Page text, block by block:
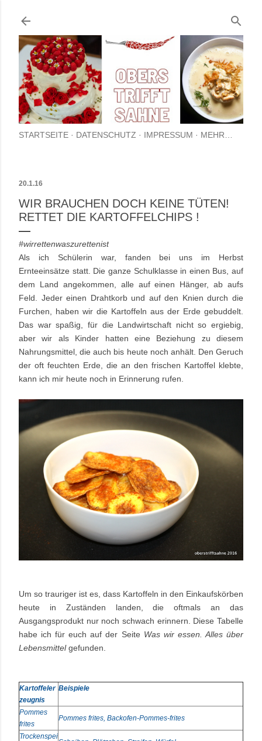
STARTSEITE DATENSCHUTZ IMPRESSUM MEHR…
20.1.16
WIR BRAUCHEN DOCH KEINE TÜTEN!
RETTET DIE KARTOFFELCHIPS !
#wirrettenwaszurettenist
Als ich Schülerin war, fanden bei uns im Herbst
Ernteeinsätze statt. Die ganze Schulklasse in einen Bus, auf
dem Land angekommen, alle auf einen Hänger, ab aufs
Feld. Jeder einen Drahtkorb und auf den Knien durch die
Furchen, haben wir die Kartoffeln aus der Erde gebuddelt.
Das war spaßig, für die Landwirtschaft nicht so ergiebig,
aber wir als Kinder hatten eine Beziehung zu diesem
Nahrungsmittel, die auch bis heute noch anhält. Den Geruch
der oft feuchten Erde, die an den frischen Kartoffel klebte,
kann ich mir heute noch in Erinnerung rufen.
Um so trauriger ist es, dass Kartoffeln in den Einkaufskörben
heute in Zuständen landen, die oftmals an das
Ausgangsprodukt nur noch schwach erinnern. Diese Tabelle
habe ich für euch auf der Seite Was wir essen. Alles über
Lebensmittelgefunden.
Kartoffeler
zeugnis
Beispiele
Pommes
frites
Pommes frites, Backofen-Pommes-frites
Trockenspei